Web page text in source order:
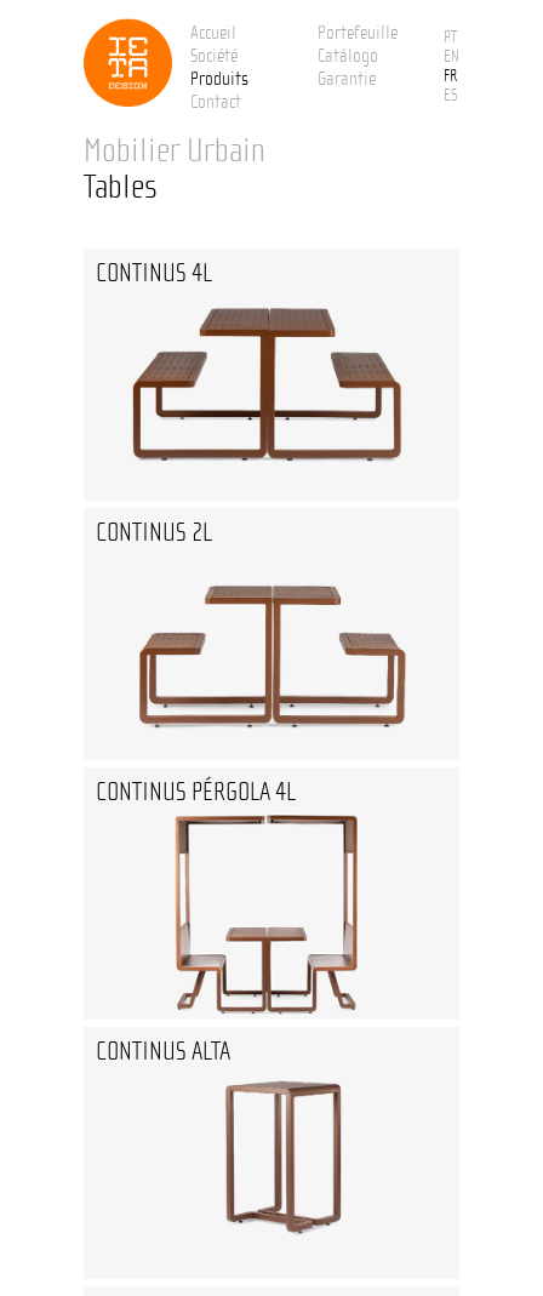
Accueil
Portefeuille
Société
Catálogo
Produits
Garantie
Contact
Mobilier Urbain
Tables
PT
EN
FR
ES
CONTINUS 4L
CONTINUS 2L
CONTINUS PÉRGOLA 4L
CONTINUS ALTA